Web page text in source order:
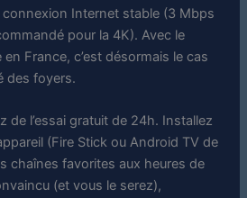
connexion Internet stable (3 Mbps
pour la 4K). Avec le
France, c’est désormais le cas
des foyers.
de l’essai gratuit de 24h. Installez
(Fire Stick ou Android TV de
chaînes favorites aux heures de
(et vous le serez),